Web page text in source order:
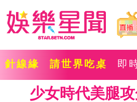
針線緣 請世界吃桌 即
少女時代美腿